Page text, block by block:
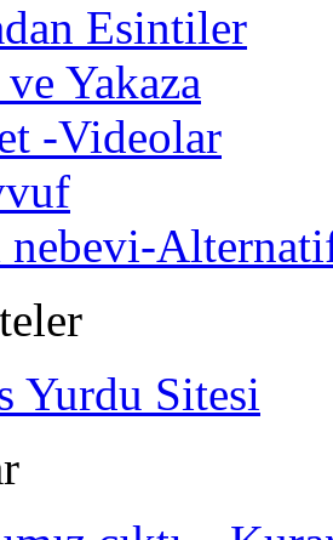
Esintiler
Yakaza
-Videolar
nebevi-
Yurdu Sitesi